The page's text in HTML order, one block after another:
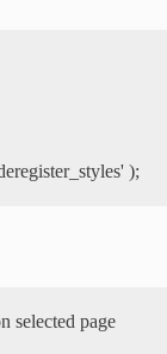
selected page